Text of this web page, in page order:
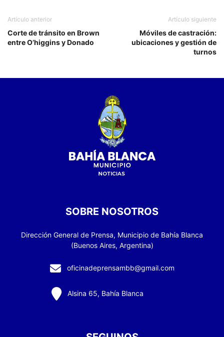
Artículo anterior
Corte de tránsito en Brown
entre O’higgins y Donado
Artículo siguiente
Móviles de castración:
ubicaciones y gestión de
turnos
SOBRE NOSOTROS
Dirección General de Prensa, Municipio de Bahía Blanca
(Buenos Aires, Argentina)
oficinadeprensambb@gmail.com
Alsina 65, Bahía Blanca